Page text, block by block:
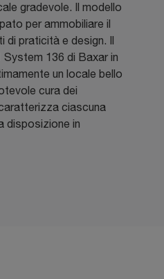
gradevole. Il modello
per ammobiliare il
di praticità e design. Il
136 di Baxar in
un locale bello
cura dei
ciascuna
disposizione in